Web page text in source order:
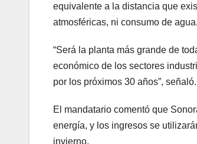
equivalente a la distancia que
atmosféricas, ni consumo de agua.
“Será la planta más grande de
económico de los sectores
por los próximos 30 años”, señaló.
El mandatario comentó que
energía, y los ingresos se
invierno.